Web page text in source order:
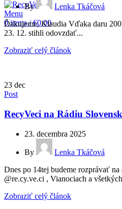
Menu
0items / €0.00
By
Lenka Tkáčová
Ďakujeme, Klaudia Vďaka daru
23. 12. stihli odovzdať...
Zobraziť celý článok
23 dec
Post
RecyVeci na Rádiu
23. decembra 2025
By
Lenka Tkáčová
Dnes po 14tej budeme rozprávať
@re.cy.ve.ci , Vianociach a
Zobraziť celý článok